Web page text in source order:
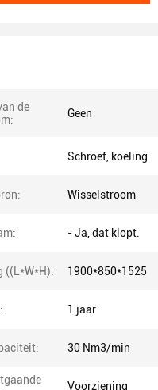
de
Geen
Schroef, koeling
Wisselstroom
- Ja, dat klopt.
((L*W*H): 1900*850*1525
1 jaar
30 Nm3/min
Voorziening